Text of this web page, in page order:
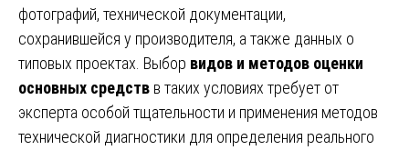
фотографий, технической документации,
сохранившейся у производителя, а также данных о
типовых проектах. Выбор видов и методов оценки
основных средств в таких условиях требует от
эксперта особой тщательности и применения методов
технической диагностики для определения реального